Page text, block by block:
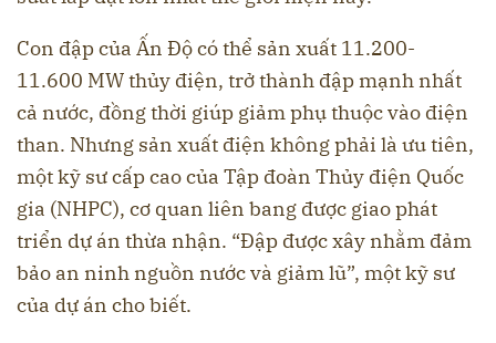
Con đập của Ấn Độ có thể sản xuất 11.200-
11.600 MW thủy điện, trở thành đập mạnh nhất
cả nước, đồng thời giúp giảm phụ thuộc vào điện
than. Nhưng sản xuất điện không phải là ưu tiên,
một kỹ sư cấp cao của Tập đoàn Thủy điện Quốc
gia (NHPC), cơ quan liên bang được giao phát
triển dự án thừa nhận. “Đập được xây nhằm đảm
bảo an ninh nguồn nước và giảm lũ”, một kỹ sư
của dự án cho biết.